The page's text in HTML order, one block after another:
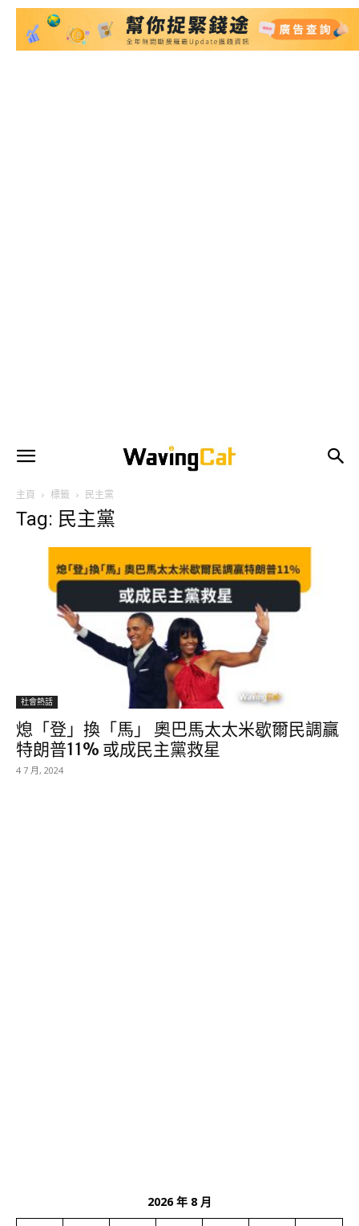
主頁 標籤 民主黨
Tag: 民主黨
社會熱話
熄「登」換「馬」 奧巴馬太太米歇爾民調贏
特朗普11% 或成民主黨救星
4 7 月, 2024
2026 年 8 月